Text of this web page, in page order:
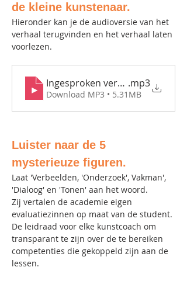
de kleine kunstenaar.
Hieronder kan je de audioversie van het
verhaal terugvinden en het verhaal laten
voorlezen.
Ingesproken versie verhaal
.mp3
Download MP3 • 5.31MB
Luister naar de 5
mysterieuze figuren.
Laat 'Verbeelden, 'Onderzoek', Vakman',
'Dialoog' en 'Tonen' aan het woord.
Zij vertalen de academie eigen
evaluatiezinnen op maat van de student.
De leidraad voor elke kunstcoach om
transparant te zijn over de te bereiken
competenties die gekoppeld zijn aan de
lessen.